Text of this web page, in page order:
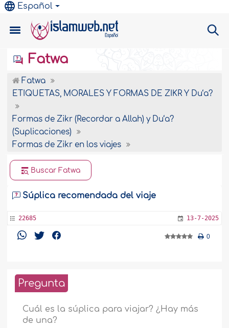
Español
Fatwa
Fatwa
ETIQUETAS, MORALES Y FORMAS DE ZIKR Y Du‘a?
Formas de Zikr (Recordar a Allah) y Du‘a?
(Suplicaciones)
Formas de Zikr en los viajes
Buscar Fatwa
Súplica recomendada del viaje
22685 13-7-2025
0
Pregunta
Cuál es la súplica para viajar? ¿Hay más
de una?